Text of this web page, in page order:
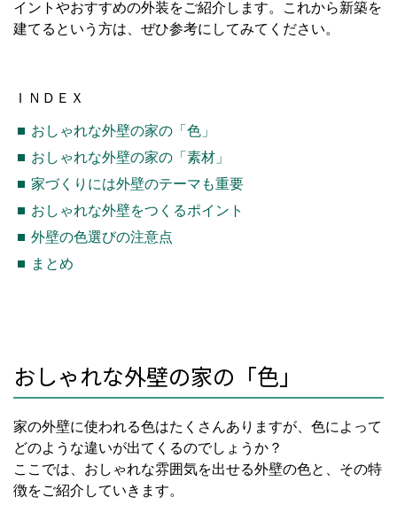
イントやおすすめの外装をご紹介します。これから新築を
建てるという方は、ぜひ参考にしてみてください。
ＩＮＤＥＸ
おしゃれな外壁の家の「色」
おしゃれな外壁の家の「素材」
家づくりには外壁のテーマも重要
おしゃれな外壁をつくるポイント
外壁の色選びの注意点
まとめ
おしゃれな外壁の家の「色」
家の外壁に使われる色はたくさんありますが、色によって
どのような違いが出てくるのでしょうか？
ここでは、おしゃれな雰囲気を出せる外壁の色と、その特
徴をご紹介していきます。